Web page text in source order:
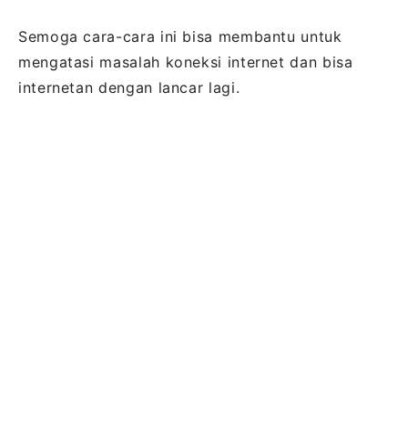
Semoga cara-cara ini bisa membantu untuk
mengatasi masalah koneksi internet dan bisa
internetan dengan lancar lagi.